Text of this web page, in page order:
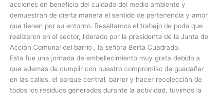
acciones en beneficio del cuidado del medio ambiente y
demuestran de cierta manera el sentido de pertenencia y amor
que tienen por su entorno. Resaltamos el trabajo de poda que
realizaron en el sector, liderado por la presidenta de la Junta de
Acción Comunal del barrio , la señora Berta Cuadrado.
Esta fue una jornada de embellecimiento muy grata debido a
que además de cumplir con nuestro compromiso de guadañar
en las calles, el parque central, barrer y hacer recolección de
todos los residuos generados durante la actividad, tuvimos la